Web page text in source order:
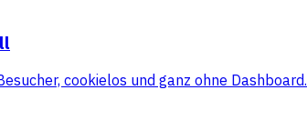
cookielos und ganz ohne Dashboard.